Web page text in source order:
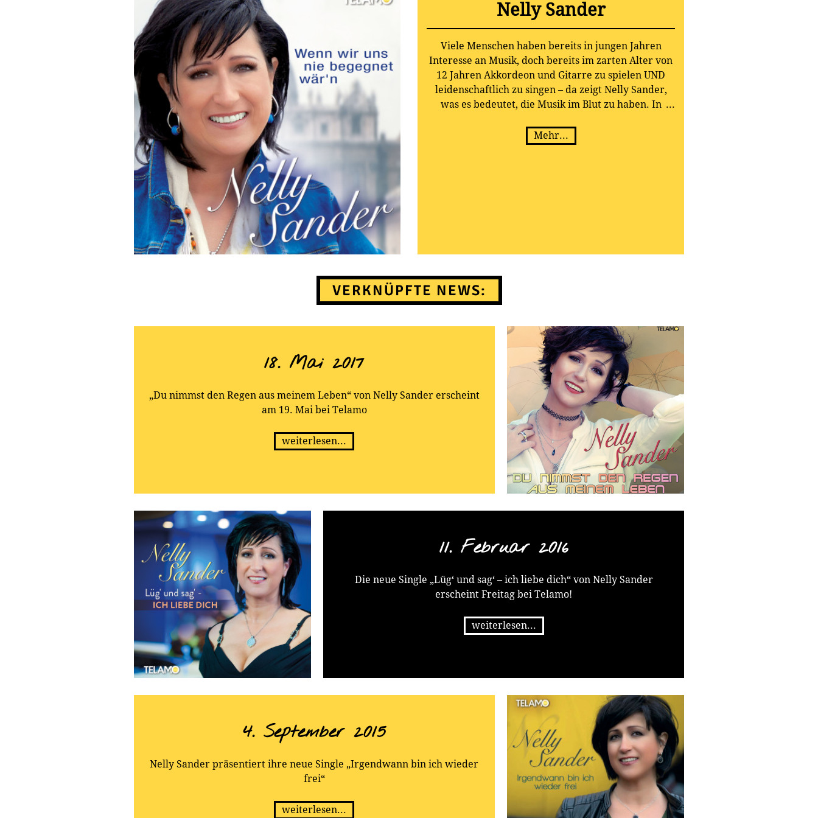
Nelly Sander
Viele Menschen haben bereits in jungen Jahren
Interesse an Musik, doch bereits im zarten Alter von
12 Jahren Akkordeon und Gitarre zu spielen UND
leidenschaftlich zu singen – da zeigt Nelly Sander,
was es bedeutet, die Musik im Blut zu haben. In
die Jahre immer weiter entwickelt. Doch nach wie
vor ist ihre Solo-Karriere das, was die Fans am
Mehr...
VERKNÜPFTE NEWS:
18. Mai 2017
„Du nimmst den Regen aus meinem Leben“ von Nelly Sander erscheint
am 19. Mai bei Telamo
weiterlesen...
11. Februar 2016
Die neue Single „Lüg‘ und sag‘ – ich liebe dich“ von Nelly Sander
erscheint Freitag bei Telamo!
weiterlesen...
4. September 2015
Nelly Sander präsentiert ihre neue Single „Irgendwann bin ich wieder
frei“
weiterlesen...